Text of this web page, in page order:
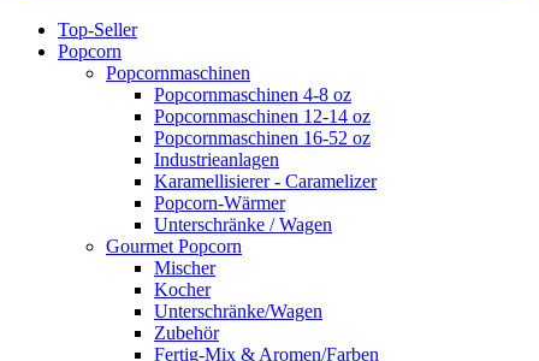
Top-Seller
Popcorn
Popcornmaschinen
Popcornmaschinen 4-8 oz
Popcornmaschinen 12-14 oz
Popcornmaschinen 16-52 oz
Industrieanlagen
Karamellisierer - Caramelizer
Popcorn-Wärmer
Unterschränke / Wagen
Gourmet Popcorn
Mischer
Kocher
Unterschränke/Wagen
Zubehör
Fertig-Mix & Aromen/Farben